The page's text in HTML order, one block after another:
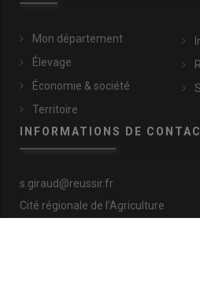
Mon département
Élevage
Économie & société
Territoire
INFORMATIONS DE
s.giraud@reussir.fr
Cité régionale de l’Agriculture